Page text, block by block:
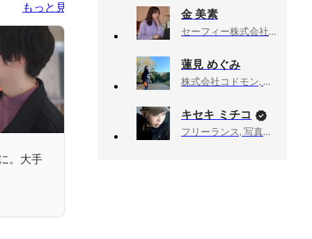
もっと見る
。大手
金 美素
セーフィー株式会社, 人事・新卒採用担当
蓮見 めぐみ
株式会社コドモン, 人事
キセキ ミチコ
フリーランス, 写真家、ドキュメンタリーカメラマン